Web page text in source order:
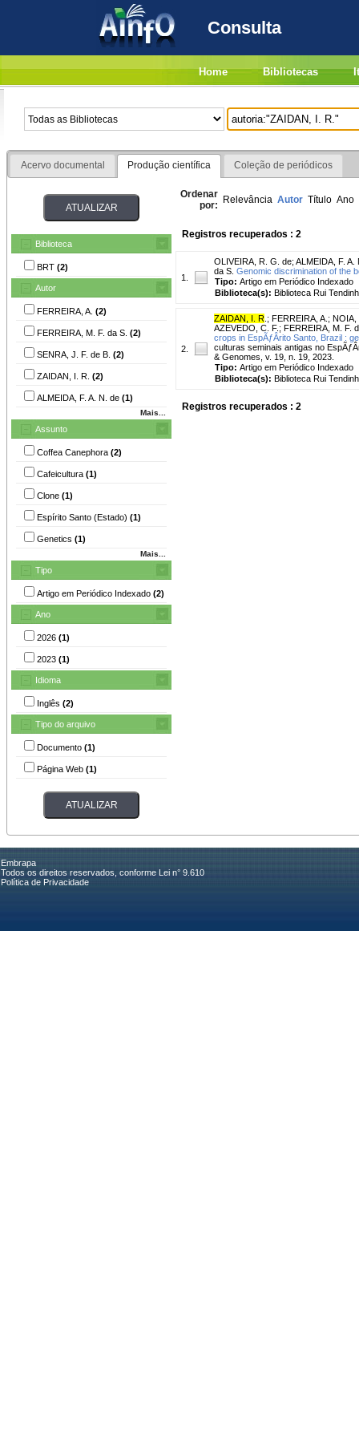
Consulta
Home Bibliotecas
Acervo documental Produção científica Coleção de periódicos
Biblioteca
BRT (2)
Autor
FERREIRA, A. (2)
FERREIRA, M. F. da S. (2)
SENRA, J. F. de B. (2)
ZAIDAN, I. R. (2)
ALMEIDA, F. A. N. de (1)
Mais...
Assunto
Coffea Canephora (2)
Cafeicultura (1)
Clone (1)
Espírito Santo (Estado) (1)
Genetics (1)
Mais...
Tipo
Artigo em Periódico Indexado (2)
Ano
2026 (1)
2023 (1)
Idioma
Inglês (2)
Tipo do arquivo
Documento (1)
Página Web (1)
Ordenar
por: Relevância Autor Título Ano
Registros recuperados : 2
1.
OLIVEIRA, R. G. de; ALMEIDA, F. A.
da S. Genomic discrimination of the
Tipo: Artigo em Periódico Indexado
Biblioteca(s): Biblioteca Rui
2.
ZAIDAN, I. R ; FERREIRA, A. ; NOIA,
AZEVEDO, C. F. ; FERREIRA, M. F.
crops in EspÃƒÂ­rito Santo, Brazil :
culturas seminais antigas no
& Genomes, v. 19, n. 19, 2023.
Tipo: Artigo em Periódico Indexado
Biblioteca(s): Biblioteca Rui
Registros recuperados : 2
Embrapa
Todos os direitos reservados, conforme Lei n° 9.610
Política de Privacidade